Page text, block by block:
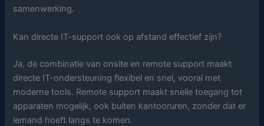
samenwerking.
Kan directe IT-support ook op afstand effectief zijn?
Ja, de combinatie van onsite en remote support maakt
directe IT-ondersteuning flexibel en snel, vooral met
moderne tools. Remote support maakt snelle toegang tot
apparaten mogelijk, ook buiten kantooruren, zonder dat er
iemand hoeft langs te komen.